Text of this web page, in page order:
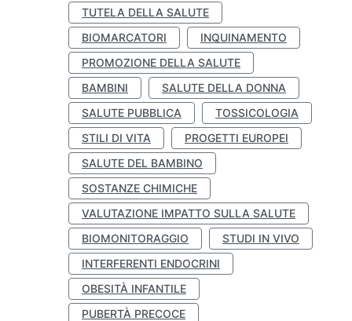
TUTELA DELLA SALUTE
BIOMARCATORI
INQUINAMENTO
PROMOZIONE DELLA SALUTE
BAMBINI
SALUTE DELLA DONNA
SALUTE PUBBLICA
TOSSICOLOGIA
STILI DI VITA
PROGETTI EUROPEI
SALUTE DEL BAMBINO
SOSTANZE CHIMICHE
VALUTAZIONE IMPATTO SULLA SALUTE
BIOMONITORAGGIO
STUDI IN VIVO
INTERFERENTI ENDOCRINI
OBESITÀ INFANTILE
PUBERTÀ PRECOCE